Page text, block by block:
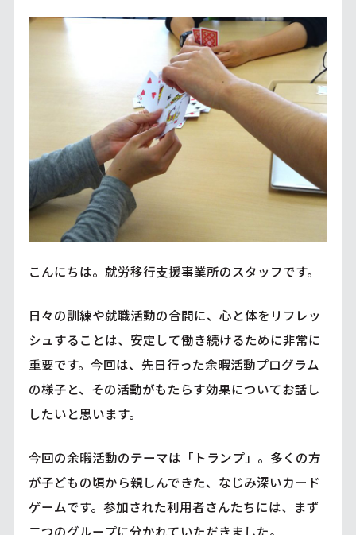
こんにちは。就労移行支援事業所のスタッフです。
日々の訓練や就職活動の合間に、心と体をリフレッ
シュすることは、安定して働き続けるために非常に
重要です。今回は、先日行った余暇活動プログラム
の様子と、その活動がもたらす効果についてお話し
したいと思います。
今回の余暇活動のテーマは「トランプ」。多くの方
が子どもの頃から親しんできた、なじみ深いカード
ゲームです。参加された利用者さんたちには、まず
二つのグループに分かれていただきました。